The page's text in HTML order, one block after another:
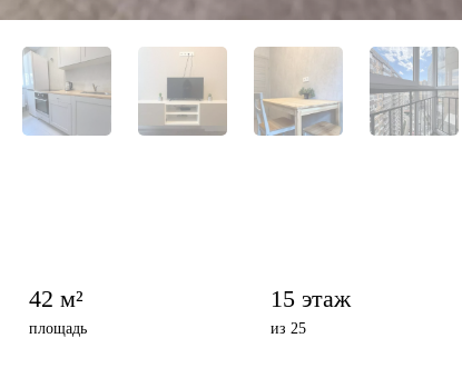
42 м²
площадь
15 этаж
из 25